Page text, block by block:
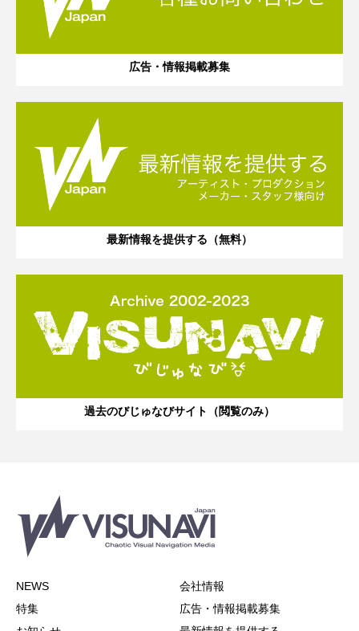
広告・情報掲載募集
最新情報を提供する（無料）
過去のびじゅなびサイト（閲覧のみ）
NEWS
特集
会社情報
広告・情報掲載募集